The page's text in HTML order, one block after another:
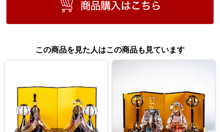
この商品を見た人はこの商品も見ています